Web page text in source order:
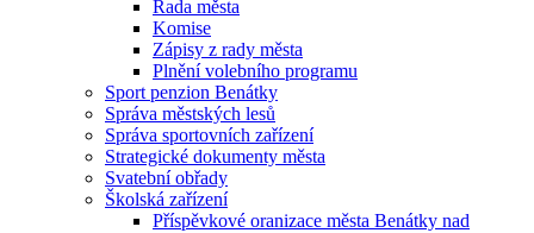
Rada města
Komise
Zápisy z rady města
Plnění volebního programu
Sport penzion Benátky
Správa městských lesů
Správa sportovních zařízení
Strategické dokumenty města
Svatební obřady
Školská zařízení
Příspěvkové oranizace města Benátky nad